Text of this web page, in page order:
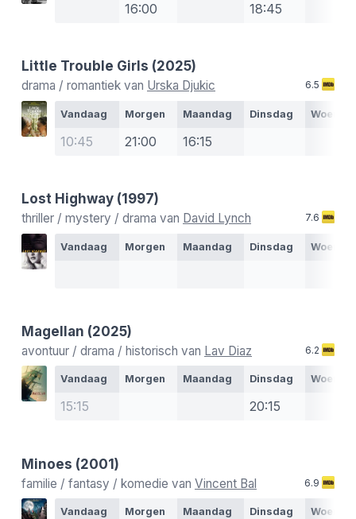
16:00 18:45
Little Trouble Girls (2025)
drama / romantiek van Urska Djukic 6.5
Vandaag Morgen Maandag Dinsdag
10:45 21:00 16:15
Lost Highway (1997)
thriller / mystery / drama van David Lynch 7.6
Vandaag Morgen Maandag Dinsdag
Magellan (2025)
avontuur / drama / historisch van Lav Diaz 6.2
Vandaag Morgen Maandag Dinsdag
15:15 20:15
Minoes (2001)
familie / fantasy / komedie van Vincent Bal 6.9
Vandaag Morgen Maandag Dinsdag